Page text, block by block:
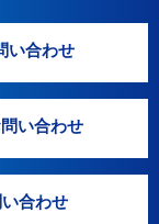
い合わせ
い合わせ
合わせ